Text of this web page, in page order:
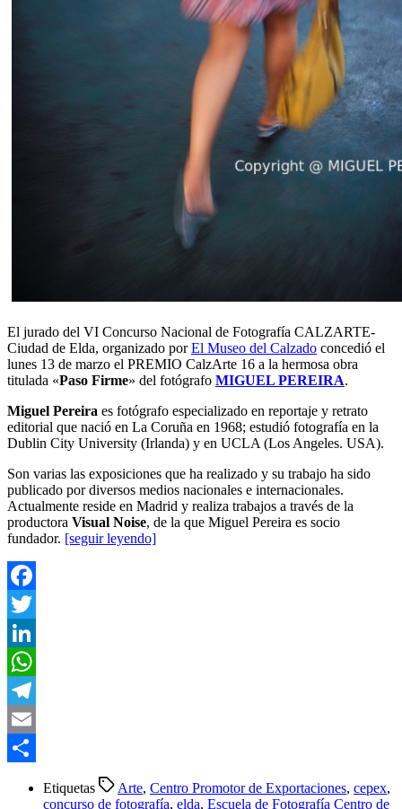
El jurado del VI Concurso Nacional de Fotografía CALZARTE-
Ciudad de Elda, organizado porEl Museo del Calzado concedió el
lunes 13 de marzo el PREMIO CalzArte 16 a la hermosa obra
titulada «Paso Firme» del fotógrafo MIGUEL PEREIRA.
Miguel Pereira es fotógrafo especializado en reportaje y retrato
editorial que nació en La Coruña en 1968; estudió fotografía en la
Dublin City University (Irlanda) y en UCLA (Los Angeles. USA).
Son varias las exposiciones que ha realizado y su trabajo ha sido
publicado por diversos medios nacionales e internacionales.
Actualmente reside en Madrid y realiza trabajos a través de la
productora Visual Noise, de la que Miguel Pereira es socio
fundador. [seguir leyendo]
Facebook
Twitter
LinkedIn
WhatsApp
Telegram
Email
Etiquetas Arte, Centro Promotor de Exportaciones, cepex,
concurso de fotografía, elda, Escuela de Fotografía Centro de